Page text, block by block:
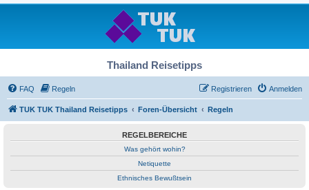
Thailand Reisetipps
FAQ Regeln Anmelden
Registrieren
TUK TUK Thailand Reisetipps Foren-Übersicht Regeln
REGELBEREICHE
Was gehört wohin?
Netiquette
Ethnisches Bewußtsein